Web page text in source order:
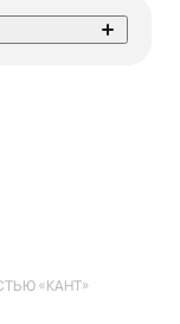
«КАНТ»